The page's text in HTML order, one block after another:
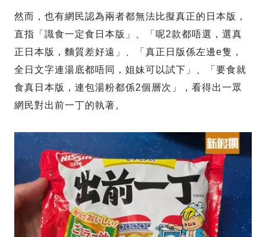
然而，也有網民認為兩者都無法比擬真正的日本版，
直指「識食一定食日本版」、「呢2款都唔選，選真
正日本版，麵質差好遠」、「真正日版係左邊e隻，
全日文字連湯底都唔同，姐妹可以試下」、「要食就
食真日本版，連包湯粉都係2個層次」，看得出一眾
網民對出前一丁的執著。